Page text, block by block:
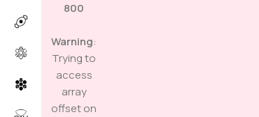
800
Warning:
Trying to
access
array
offset on